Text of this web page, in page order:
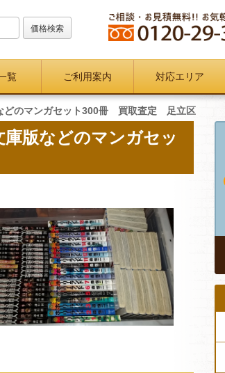
覧 ご利用案内 対応エリア
どのマンガセット300冊 買取査定 足立区
版などのマンガセッ